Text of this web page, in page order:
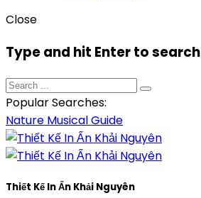
Close
Type and hit Enter to search
Popular Searches:
Nature MusicalGuide
Thiết Kế In Ấn Khải Nguyên